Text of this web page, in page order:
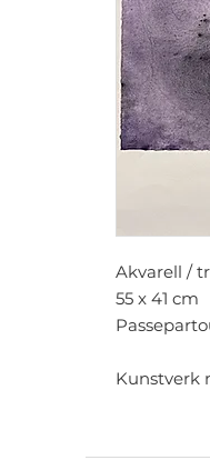
Akvarell /
55 x 41 cm
Kunstverk